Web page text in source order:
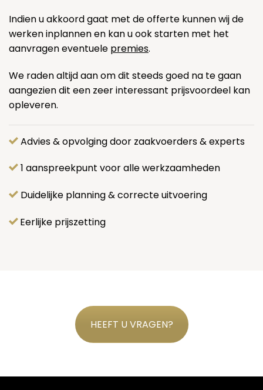
Indien u akkoord gaat met de offerte kunnen wij de
werken inplannen en kan u ook starten met het
aanvragen eventuele premies.
We raden altijd aan om dit steeds goed na te gaan
aangezien dit een zeer interessant prijsvoordeel kan
opleveren.
Advies & opvolging door zaakvoerders & experts
1 aanspreekpunt voor alle werkzaamheden
Duidelijke planning & correcte uitvoering
Eerlijke prijszetting
HEEFT U VRAGEN?